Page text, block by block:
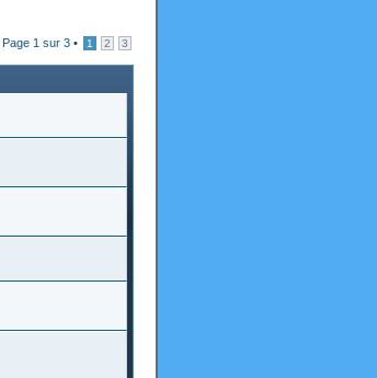
Page 1 sur 3 • 1 2 3